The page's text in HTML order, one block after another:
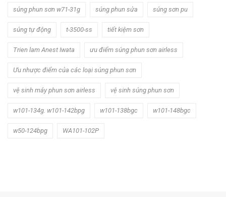
súng phun sơn w71-31g súng phun sửa súng sơn pu
súng tự động t-3500-ss tiết kiệm sơn
Trien lam Anest Iwata ưu điểm súng phun sơn airless
Ưu nhược điểm của các loại súng phun sơn
vệ sinh máy phun sơn airless vệ sinh súng phun sơn
w101-134g. w101-142bpg w101-138bgc w101-148bgc
w50-124bpg WA101-102P